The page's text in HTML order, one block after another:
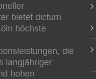
bietet dictum
höchste
die
langjähriger
hohen